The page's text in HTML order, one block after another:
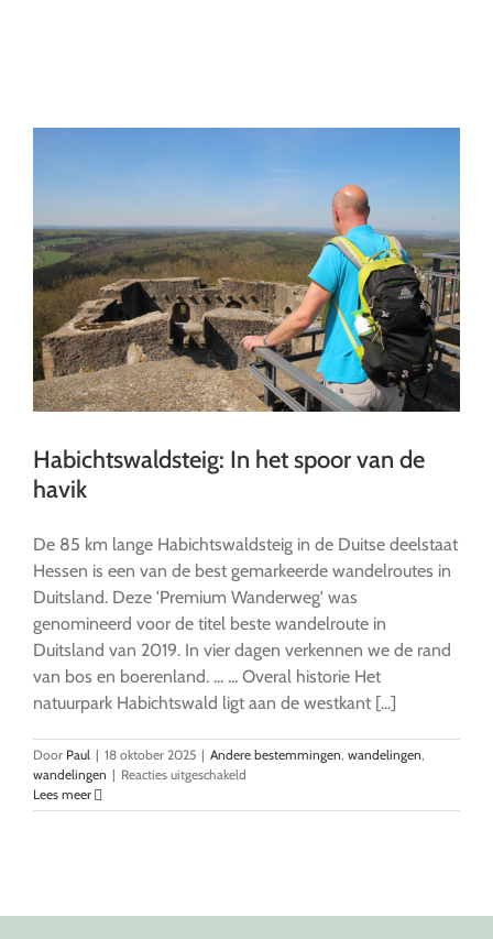
Habichtswaldsteig: In het spoor van de
havik
De 85 km lange Habichtswaldsteig in de Duitse deelstaat
Hessen is een van de best gemarkeerde wandelroutes in
Duitsland. Deze 'Premium Wanderweg' was
genomineerd voor de titel beste wandelroute in
Duitsland van 2019. In vier dagen verkennen we de rand
van bos en boerenland. ... ... Overal historie Het
natuurpark Habichtswald ligt aan de westkant [...]
Door Paul | 18 oktober 2025 | Andere bestemmingen, wandelingen,
wandelingen | Reacties uitgeschakeld
In
havik
Lees meer